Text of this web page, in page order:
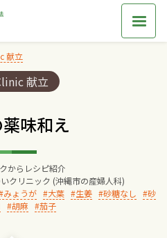
献立
献立
味和え
からレシピ紹介
いクリニック (沖縄市の産婦人科)
みょうが 大葉 生姜 砂糖なし
砂
胡麻 茄子
ごあいさつ